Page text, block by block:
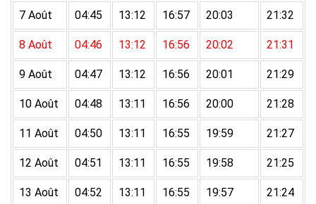
7 Août 04:45 13:12 16:57 20:03 21:32
8 Août 04:46 13:12 16:56 20:02 21:31
9 Août 04:47 13:12 16:56 20:01 21:29
10 Août 04:48 13:11 16:56 20:00 21:28
11 Août 04:50 13:11 16:55 19:59 21:27
12 Août 04:51 13:11 16:55 19:58 21:25
13 Août 04:52 13:11 16:55 19:57 21:24